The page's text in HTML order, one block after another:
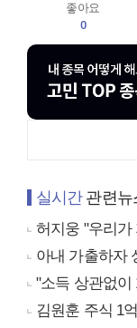
좋아요
0
실시간관련뉴
허지웅 "우리가
아내 가출하자
"소득 상관없
김원훈 주식 1